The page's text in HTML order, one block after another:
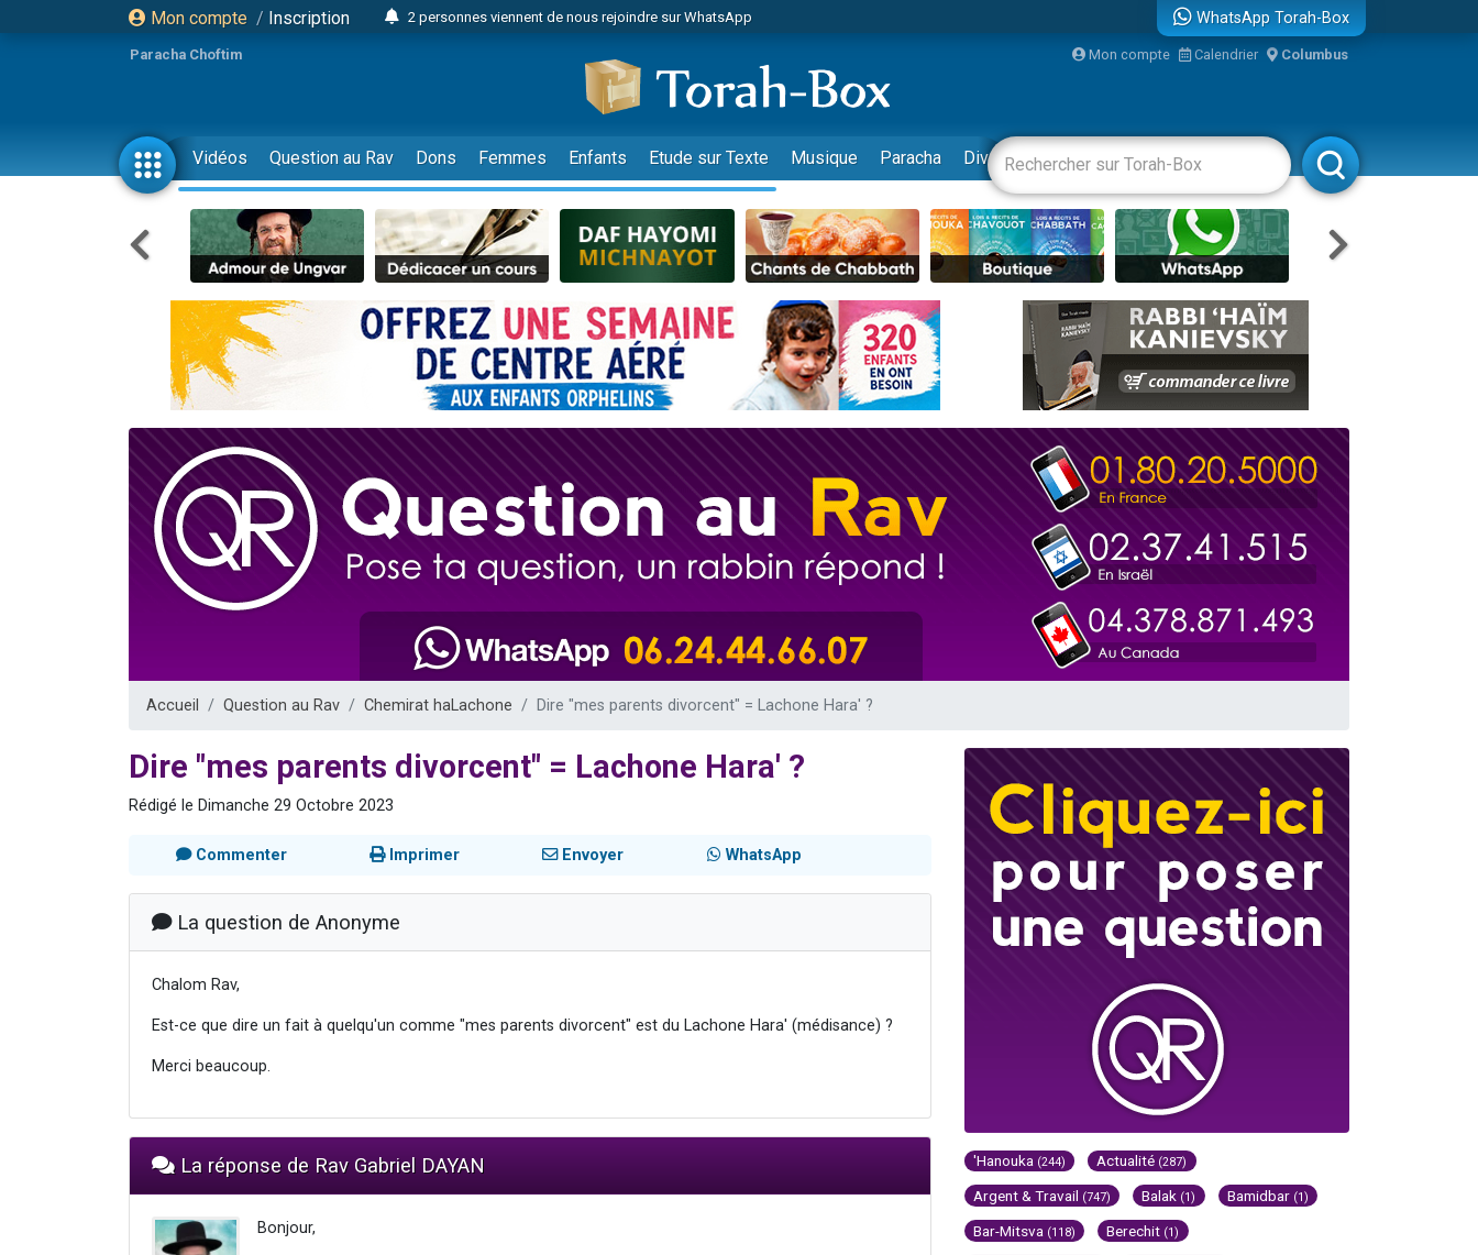
Mon compte / Inscription
2 personnes viennent de nous rejoindre sur WhatsApp
3 personnes viennent de faire un don pour Événements Torah-Box
2 personnes viennent de faire un don pour Tsédaka : pauvres d'Israel
3 personnes viennent de nous rejoindre sur WhatsApp
11 personnes viennent de demander une bénédiction
3 personnes viennent de faire un don pour Diane, 80 ans, dans un appartement insalubre
Il reste 49 places pour étudier en groupe sur Zoom
2 personnes viennent de nous rejoindre sur WhatsApp
29 personnes viennent de demander une bénédiction
Il reste 49 places pour étudier en groupe sur Zoom
2 personnes viennent de nous rejoindre sur WhatsApp
6 personnes viennent de nous rejoindre sur WhatsApp
4 personnes viennent de faire un don pour Reloger Rivka, 6 enfants, victime de violences...
2 personnes viennent de faire un don pour 1 Journée de Vacances Pour les Enfants
17 personnes viennent de demander une bénédiction
Il reste 49 places pour étudier en groupe sur Zoom
Eva vient de donner son Maasser
Eli vient de donner son Maasser
WhatsApp Torah-Box
Paracha Choftim Mon compte Calendrier Columbus
Vidéos Question au Rav Dons Femmes Enfants Etude sur Texte Musique Paracha Divertissements Livres Rabbanim
Accueil Question au Rav Chemirat haLachone Dire "mes parents divorcent" = Lachone Hara' ?
Dire "mes parents divorcent" = Lachone Hara' ?
Rédigé le Dimanche 29 Octobre 2023
Commenter Imprimer Envoyer WhatsApp
La question de Anonyme
Chalom Rav,
Est-ce que dire un fait à quelqu'un comme "mes parents divorcent" est du Lachone Hara' (médisance) ?
Merci beaucoup.
La réponse de Rav Gabriel DAYAN
Bonjour,
'Hanouka (244) Actualité (287)
Argent & Travail (747) Balak (1) Bamidbar (1)
Bar-Mitsva (118) Berechit (1)